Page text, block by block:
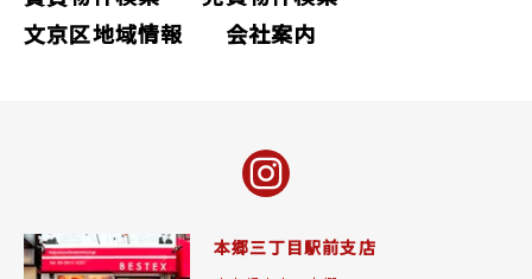
文京区地域情報
会社案内
本郷三丁目駅前支店